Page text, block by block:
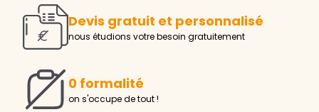
Devis gratuit et personnalisé
nous étudions votre besoin gratuitement
0 formalité
on s'occupe de tout !